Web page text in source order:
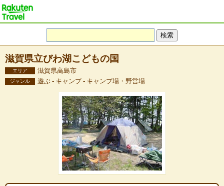
滋賀県立びわ湖こどもの国
エリア 滋賀県高島市
ジャンル 遊ぶ - キャンプ - キャンプ場・野営場